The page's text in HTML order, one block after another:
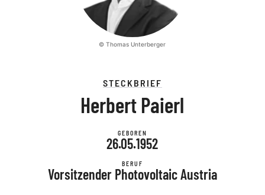
© Thomas Unterberger
STECKBRIEF
Herbert Paierl
GEBOREN
26.05.1952
BERUF
Vorsitzender Photovoltaic Austria